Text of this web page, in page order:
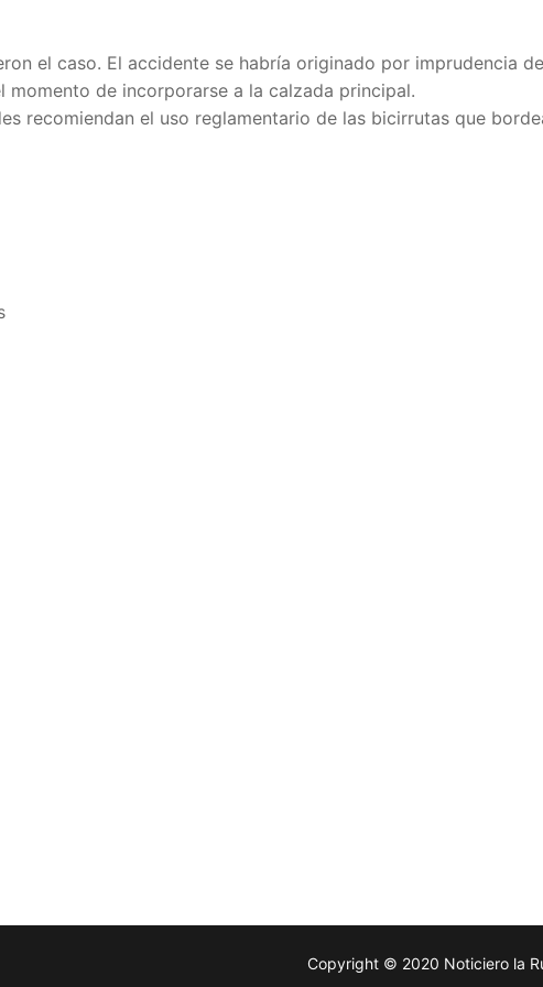
el caso. El accidente se habría originado por imprudencia
momento de incorporarse a la calzada principal.
recomiendan el uso reglamentario de las bicirrutas que
Copyright © 2020 Noticiero la